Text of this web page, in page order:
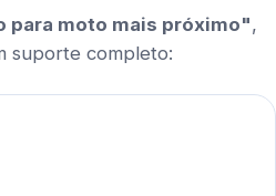
para moto mais próximo",
suporte completo: